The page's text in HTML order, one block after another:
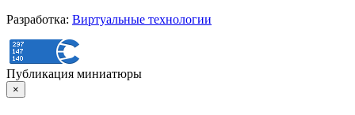
Разработка: Виртуальные технологии
Публикация миниатюры
×